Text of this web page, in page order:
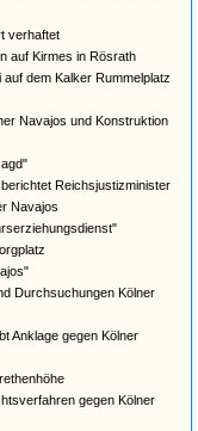
verhaftet
auf Kirmes in Rösrath
dem Kalker Rummelplatz
Navajos und Konstruktion
Reichsjustizminister
Navajos
Durchsuchungen Kölner
Anklage gegen Kölner
gegen Kölner